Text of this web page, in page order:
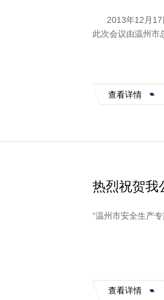
2013年12月17
此次会议由温州市
查看详情
热烈祝贺我
查看详情